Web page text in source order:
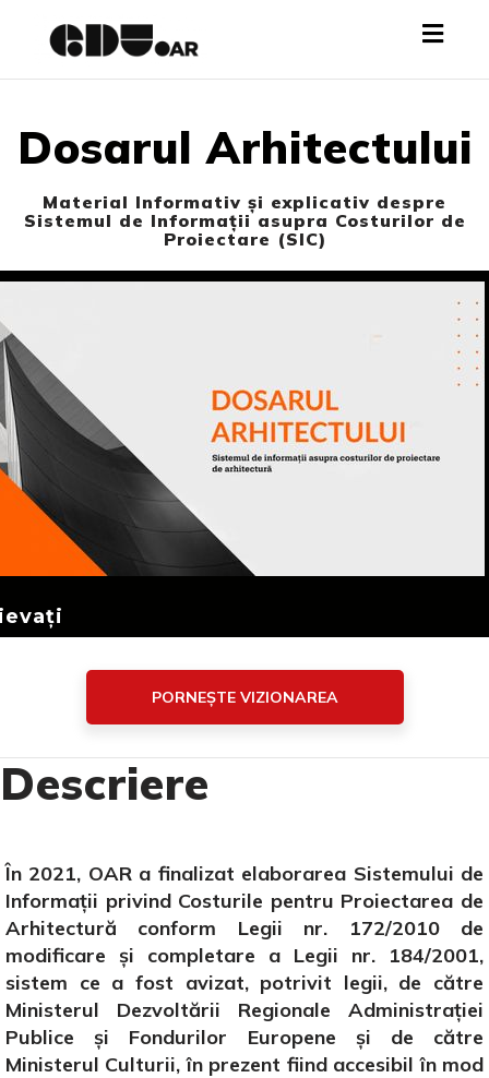
Dosarul Arhitectului
Material Informativ și explicativ despre
Sistemul de Informații asupra Costurilor de
Proiectare (SIC)
PORNEȘTE VIZIONAREA
Descriere
În 2021, OAR a finalizat elaborarea Sistemului de
Informații privind Costurile pentru Proiectarea de
Arhitectură conform Legii nr. 172/2010 de
modificare și completare a Legii nr. 184/2001,
sistem ce a fost avizat, potrivit legii, de către
Ministerul Dezvoltării Regionale Administrației
Publice și Fondurilor Europene și de către
Ministerul Culturii, în prezent fiind accesibil în mod